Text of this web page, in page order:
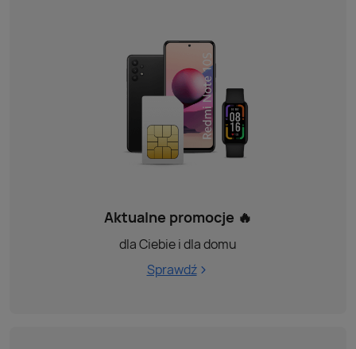
Aktualne promocje 🔥
dla Ciebie i dla domu
Sprawdź